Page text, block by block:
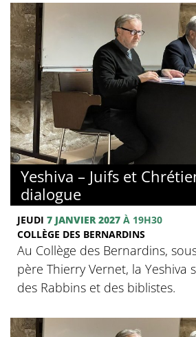
Yeshiva – Juifs et
dialogue
JEUDI 7 JANVIER 2027 À 19H30
COLLÈGE DES BERNARDINS
Au Collège des Bernardins,
père Thierry Vernet, la Yeshiva
des Rabbins et des biblistes.